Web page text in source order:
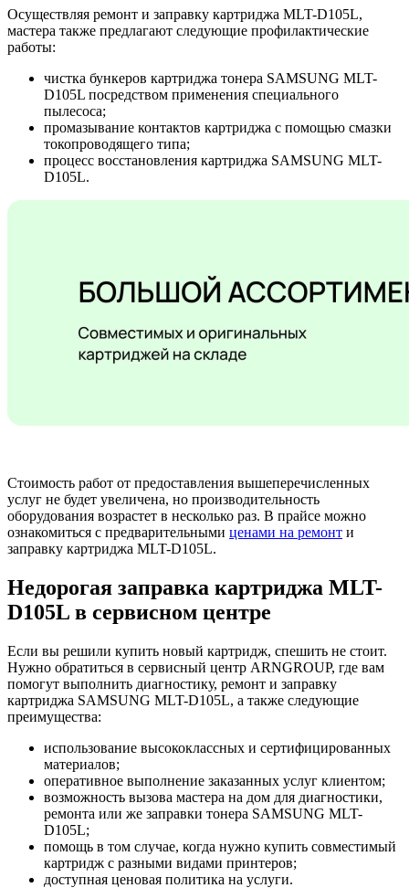
Осуществляя ремонт и заправку картриджа MLT-D105L,
мастера также предлагают следующие профилактические
работы:
чистка бункеров картриджа тонера SAMSUNG MLT-
D105L посредством применения специального
пылесоса;
промазывание контактов картриджа с помощью смазки
токопроводящего типа;
процесс восстановления картриджа SAMSUNG MLT-
D105L.
Стоимость работ от предоставления вышеперечисленных
услуг не будет увеличена, но производительность
оборудования возрастет в несколько раз. В прайсе можно
ознакомиться с предварительными ценами на ремонт и
заправку картриджа MLT-D105L.
Недорогая заправка картриджа MLT-
D105L в сервисном центре
Если вы решили купить новый картридж, спешить не стоит.
Нужно обратиться в сервисный центр ARNGROUP, где вам
помогут выполнить диагностику, ремонт и заправку
картриджа SAMSUNG MLT-D105L, а также следующие
преимущества:
использование высококлассных и сертифицированных
материалов;
оперативное выполнение заказанных услуг клиентом;
возможность вызова мастера на дом для диагностики,
ремонта или же заправки тонера SAMSUNG MLT-
D105L;
помощь в том случае, когда нужно купить совместимый
картридж с разными видами принтеров;
доступная ценовая политика на услуги.